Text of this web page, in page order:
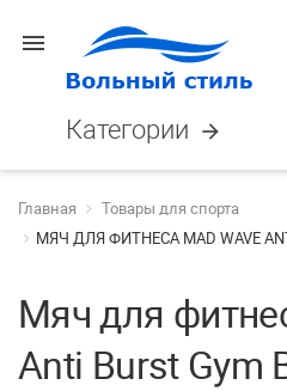
menu
Категории arrow_forward
Главная
Товары для спорта
МЯЧ ДЛЯ ФИТНЕСА MAD WAVE
Мяч для
Anti Burst Gym